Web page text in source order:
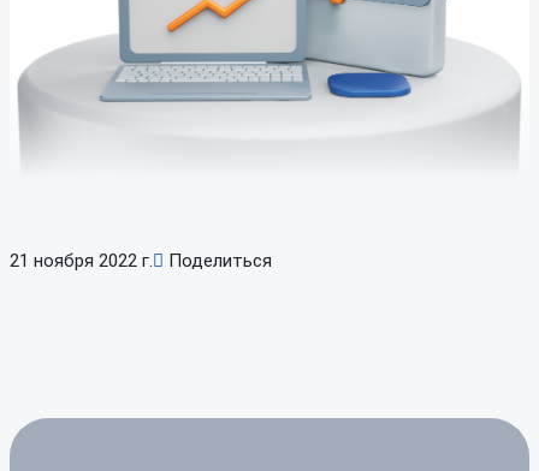
21 ноября 2022 г. Поделиться